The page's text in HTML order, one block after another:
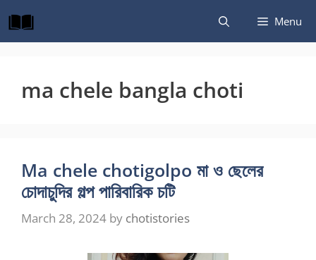
to
content
Menu
ma chele bangla choti
Ma chele chotigolpo মা ও ছেলের
চোদাচুদির গল্প পারিবারিক চটি
March 28, 2024 by chotistories